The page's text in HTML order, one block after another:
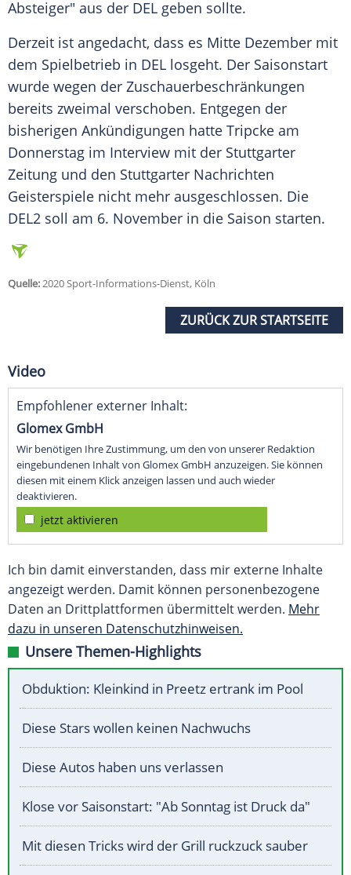
Absteiger" aus der DEL geben sollte.
Derzeit ist angedacht, dass es Mitte Dezember mit
dem Spielbetrieb in DEL losgeht. Der Saisonstart
wurde wegen der Zuschauerbeschränkungen
bereits zweimal verschoben. Entgegen der
bisherigen Ankündigungen hatte Tripcke am
Donnerstag im Interview mit der Stuttgarter
Zeitung und den Stuttgarter Nachrichten
Geisterspiele nicht mehr ausgeschlossen. Die
DEL2 soll am 6. November in die Saison starten.
Quelle:2020 Sport-Informations-Dienst, Köln
ZURÜCK ZUR STARTSEITE
Video
Empfohlener externer Inhalt:
Glomex GmbH
Wir benötigen Ihre Zustimmung, um den von unserer Redaktion
eingebundenen Inhalt von Glomex GmbH anzuzeigen. Sie können
diesen mit einem Klick anzeigen lassen und auch wieder
deaktivieren.
jetzt aktivieren
Ich bin damit einverstanden, dass mir externe Inhalte
angezeigt werden. Damit können personenbezogene
Daten an Drittplattformen übermittelt werden. Mehr
dazu in unseren Datenschutzhinweisen.
Unsere Themen-Highlights
Obduktion: Kleinkind in Preetz ertrank im Pool
Diese Stars wollen keinen Nachwuchs
Diese Autos haben uns verlassen
Klose vor Saisonstart: "Ab Sonntag ist Druck da"
Mit diesen Tricks wird der Grill ruckzuck sauber